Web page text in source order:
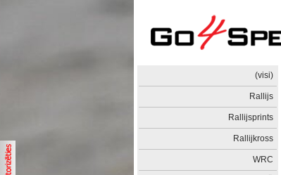
(visi)
Rallijs
Rallijsprints
Rallijkross
WRC